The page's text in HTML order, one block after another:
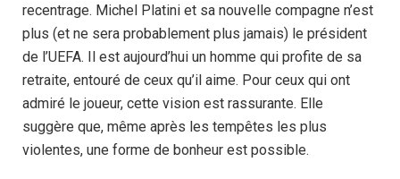
recentrage. Michel Platini et sa nouvelle compagne n’est
plus (et ne sera probablement plus jamais) le président
de l’UEFA. Il est aujourd’hui un homme qui profite de sa
retraite, entouré de ceux qu’il aime. Pour ceux qui ont
admiré le joueur, cette vision est rassurante. Elle
suggère que, même après les tempêtes les plus
violentes, une forme de bonheur est possible.